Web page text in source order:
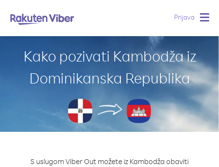
Prijava
Kako pozivati Kambodža iz
Dominikanska Republika
S uslugom Viber Out možete iz Kambodža obaviti